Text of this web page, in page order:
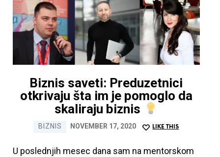
Biznis saveti: Preduzetnici
otkrivaju šta im je pomoglo da
skaliraju biznis
BIZNIS NOVEMBER 17, 2020 LIKE THIS
U poslednjih mesec dana sam na mentorskom
Preuzmi dokument
7 najčešćih kobnih
grešaka na Linkedinu
Ime i prezime